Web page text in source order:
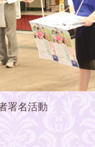
署名活動